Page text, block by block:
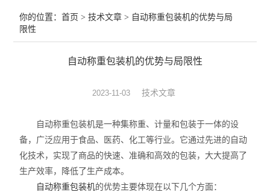
在线分级分选系统
工业称重元器件
云称重管理软件
你的位置：首页 >技术文章 > 自动称重包装机的优势与局
限性
自动称重包装机的优势与局限性
2023-11-03 技术文章
自动称重包装机是一种集称重、计量和包装于一体的设
备，广泛应用于食品、医药、化工等行业。它通过先进的自动
化技术，实现了商品的快速、准确和高效的包装，大大提高了
生产效率，降低了生产成本。
自动称重包装机的优势主要体现在以下几个方面：